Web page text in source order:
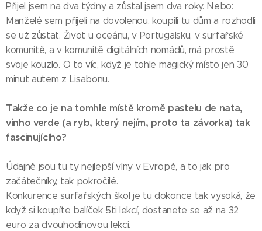
Přijel jsem na dva týdny a zůstal jsem dva roky. Nebo:
Manželé sem přijeli na dovolenou, koupili tu dům a rozhodli
se už zůstat. Život u oceánu, v Portugalsku, v surfařské
komunitě, a v komunitě digitálních nomádů, má prostě
svoje kouzlo. O to víc, když je tohle magický místo jen 30
minut autem z Lisabonu.
Takže co je na tomhle místě kromě pastelu de nata,
vinho verde (a ryb, který nejím, proto ta závorka) tak
fascinujícího?
Údajně jsou tu ty nejlepší vlny v Evropě, a to jak pro
začátečníky, tak pokročilé.
Konkurence surfařských škol je tu dokonce tak vysoká, že
když si koupíte balíček 5ti lekcí, dostanete se až na 32
euro za dvouhodinovou lekci.